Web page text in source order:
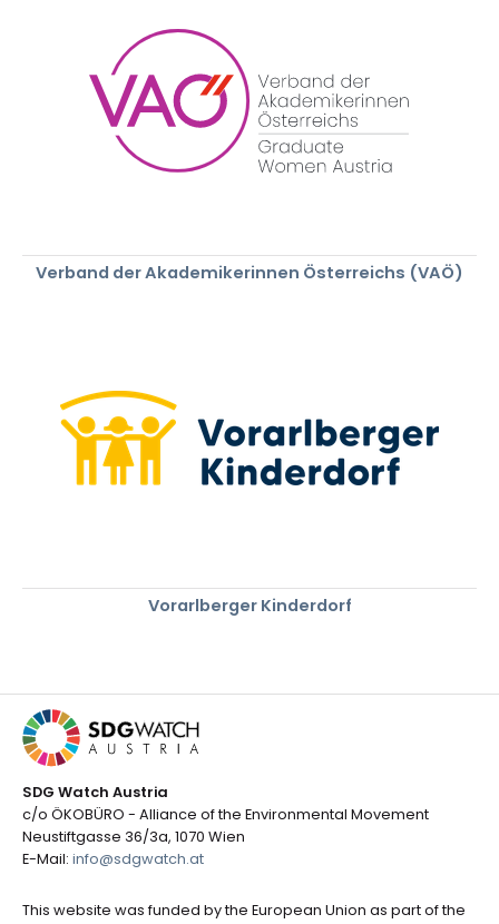
Verband der Akademikerinnen Österreichs (VAÖ)
Vorarlberger Kinderdorf
SDG Watch Austria
c/o ÖKOBÜRO - Alliance of the Environmental Movement
Neustiftgasse 36/3a, 1070 Wien
E-Mail: info@sdgwatch.at
This website was funded by the European Union as part of the